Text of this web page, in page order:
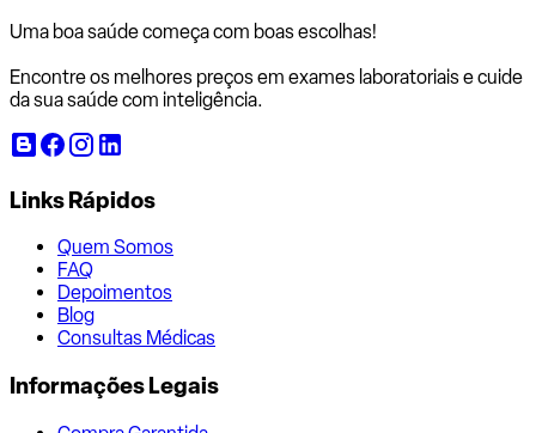
Uma boa saúde começa com boas escolhas!
Encontre os melhores preços em exames laboratoriais e cuide
da sua saúde com inteligência.
Links Rápidos
Quem Somos
FAQ
Depoimentos
Blog
Consultas Médicas
Informações Legais